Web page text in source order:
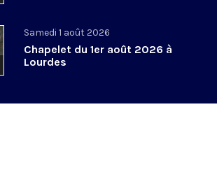
Samedi 1 août 2026
Chapelet du 1er août 2026 à
Lourdes